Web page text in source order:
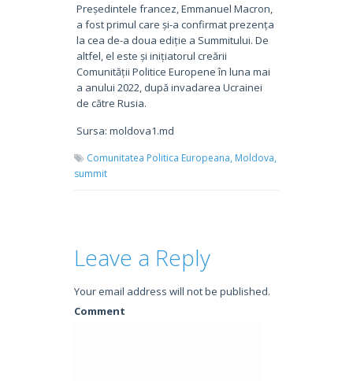
Președintele francez, Emmanuel Macron,
a fost primul care și-a confirmat prezența
la cea de-a doua ediție a Summitului. De
altfel, el este și inițiatorul creării
Comunității Politice Europene în luna mai
a anului 2022, după invadarea Ucrainei
de către Rusia.
Sursa: moldova1.md
Comunitatea Politica Europeana, Moldova,
summit
Leave a Reply
Your email address will not be published.
Comment